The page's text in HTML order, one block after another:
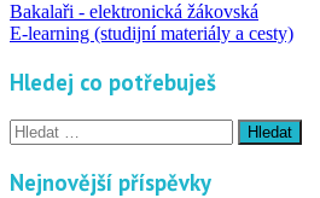
Bakalaři - elektronická žákovská
E-learning (studijní materiály a cesty)
Hledej co potřebuješ
Vyhledávání
Nejnovější příspěvky